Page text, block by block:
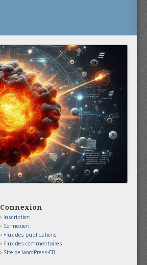
Connexion
Inscription
Connexion
Flux des publications
Flux des commentaires
Site de WordPress-FR